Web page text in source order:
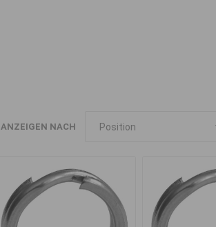
ANZEIGEN NACH